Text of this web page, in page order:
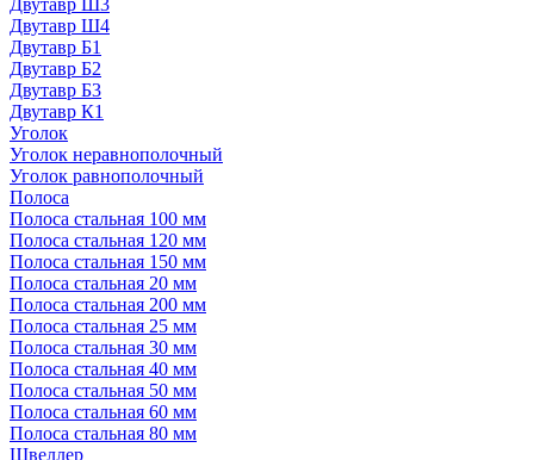
Двутавр Ш3
Двутавр Ш4
Двутавр Б1
Двутавр Б2
Двутавр Б3
Двутавр К1
Уголок
Уголок неравнополочный
Уголок равнополочный
Полоса
Полоса стальная 100 мм
Полоса стальная 120 мм
Полоса стальная 150 мм
Полоса стальная 20 мм
Полоса стальная 200 мм
Полоса стальная 25 мм
Полоса стальная 30 мм
Полоса стальная 40 мм
Полоса стальная 50 мм
Полоса стальная 60 мм
Полоса стальная 80 мм
Швеллер